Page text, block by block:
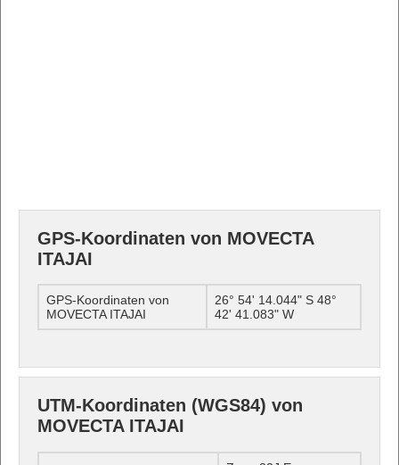
GPS-Koordinaten von MOVECTA
ITAJAI
GPS-Koordinaten von
MOVECTA ITAJAI
26° 54' 14.044" S 48°
42' 41.083" W
UTM-Koordinaten (WGS84) von
MOVECTA ITAJAI